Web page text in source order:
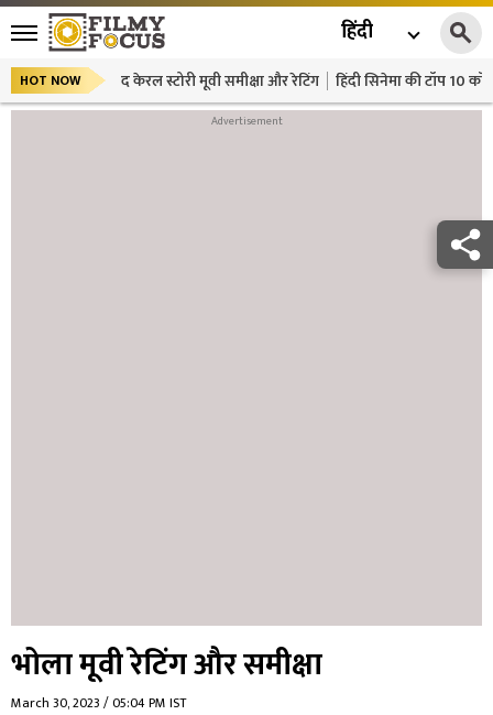
हिंदी
HOT NOW द केरल स्टोरी मूवी समीक्षा और रेटिंग हिंदी सिनेमा की टॉप 10
भोला मूवी रेटिंग और समीक्षा
March 30, 2023 / 05:04 PM IST